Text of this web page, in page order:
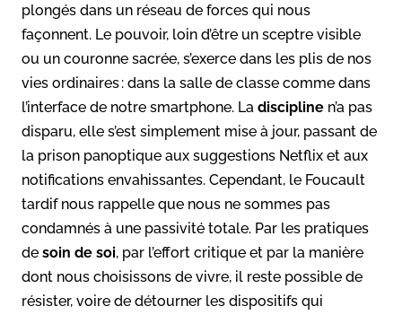
plongés dans un réseau de forces qui nous
façonnent. Le pouvoir, loin d’être un sceptre visible
ou un couronne sacrée, s’exerce dans les plis de nos
vies ordinaires : dans la salle de classe comme dans
l’interface de notre smartphone. La discipline n’a pas
disparu, elle s’est simplement mise à jour, passant de
la prison panoptique aux suggestions Netflix et aux
notifications envahissantes. Cependant, le Foucault
tardif nous rappelle que nous ne sommes pas
condamnés à une passivité totale. Par les pratiques
de soin de soi, par l’effort critique et par la manière
dont nous choisissons de vivre, il reste possible de
résister, voire de détourner les dispositifs qui